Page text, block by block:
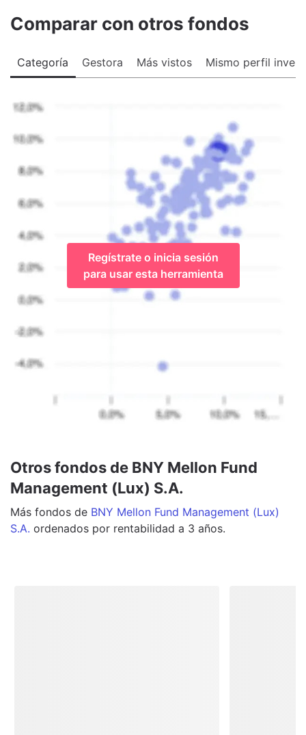
Comparar con otros fondos
Categoría Gestora Más vistos Mismo perfil
Regístrate o inicia sesión
para usar esta herramienta
Otros fondos de BNY Mellon Fund
Management (Lux) S.A.
Más fondos de BNY Mellon Fund Management (Lux)
S.A. ordenados por rentabilidad a 3 años.